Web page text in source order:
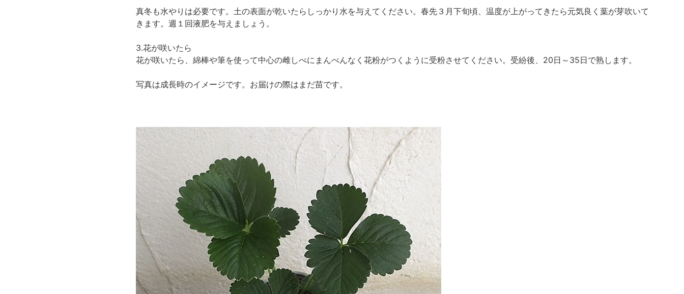
真冬も水やりは必要です。土の表面が乾いたらしっかり水を与えてください。春先３月下旬頃、温度が上がってきたら元気良く葉が芽吹いて
きます。週１回液肥を与えましょう。
3.花が咲いたら
花が咲いたら、綿棒や筆を使って中心の雌しべにまんべんなく花粉がつくように受粉させてください。受紛後、20日～35日で熟します。
写真は成長時のイメージです。お届けの際はまだ苗です。